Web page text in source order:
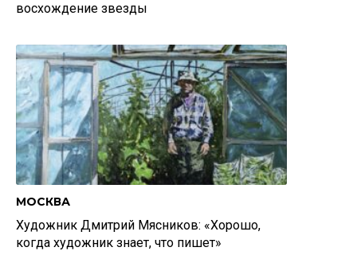
восхождение звезды
МОСКВА
Художник Дмитрий Мясников: «Хорошо,
когда художник знает, что пишет»